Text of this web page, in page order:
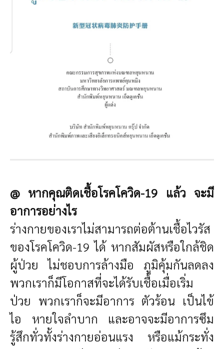
@ หากคุณติดเชื้อโรคโควิด-19 แล้ว จะมี
อาการอย่างไร
ร่างกายของเราไม่สามารถต่อต้านเชื้อไวรัส
ของโรคโควิด-19 ได้ หากสัมผัสหรือใกล้ชิด
ผู้ป่วย ไม่ชอบการล้างมือ ภูมิคุ้มกันลดลง
พวกเราก็มีโอกาสที่จะได้รับเชื้อเมื่อเริ่ม
ป่วย พวกเราก็จะมีอาการ ตัวร้อน เป็นไข้
ไอ หายใจลำบาก และอาจจะมีอาการซึม
รู้สึกทั่วทั้งร่างกายอ่อนแรง หรือแม้กระทั่ง